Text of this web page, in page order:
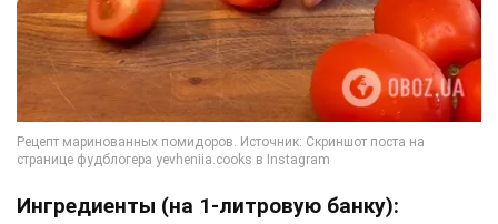
Ингредиенты (на 1-литровую банку):